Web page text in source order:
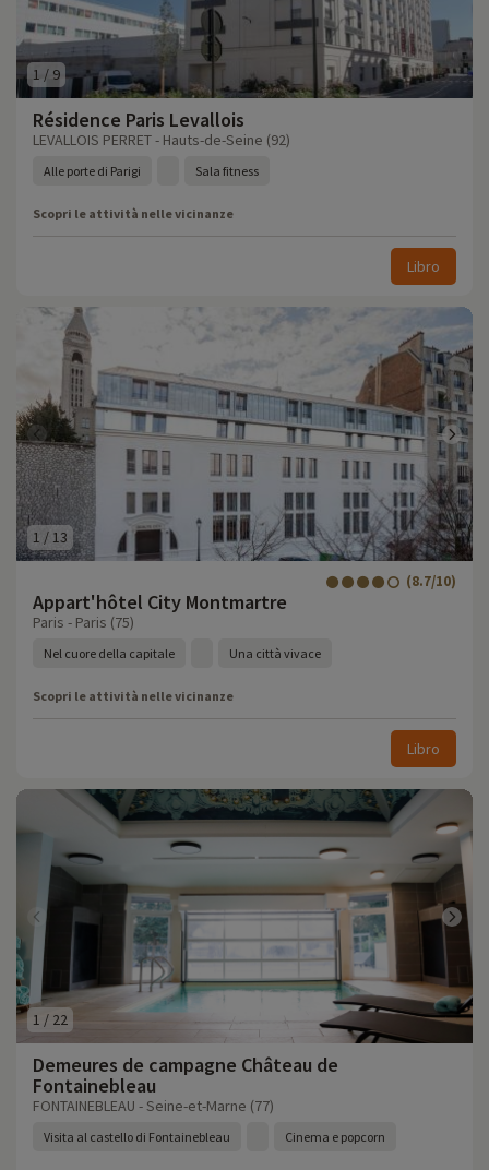
1 / 9
Résidence Paris Levallois
LEVALLOIS PERRET - Hauts-de-Seine (92)
Alle porte di Parigi Sala fitness
Scopri le attività nelle vicinanze
Libro
1 / 13
Appart'hôtel City Montmartre
(8.7/10)
Paris - Paris (75)
Nel cuore della capitale Una città vivace
Scopri le attività nelle vicinanze
Libro
1 / 22
Demeures de campagne Château de
Fontainebleau
FONTAINEBLEAU - Seine-et-Marne (77)
Visita al castello di Fontainebleau Cinema e popcorn